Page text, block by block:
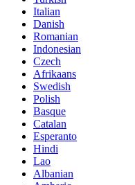
Italian
Danish
Romanian
Indonesian
Czech
Afrikaans
Swedish
Polish
Basque
Catalan
Esperanto
Hindi
Lao
Albanian